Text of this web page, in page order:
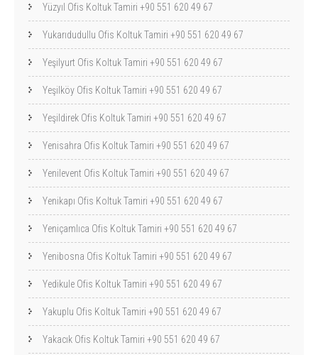
Yüzyıl Ofis Koltuk Tamiri +90 551 620 49 67
Yukarıdudullu Ofis Koltuk Tamiri +90 551 620 49 67
Yeşilyurt Ofis Koltuk Tamiri +90 551 620 49 67
Yeşilköy Ofis Koltuk Tamiri +90 551 620 49 67
Yeşildirek Ofis Koltuk Tamiri +90 551 620 49 67
Yenisahra Ofis Koltuk Tamiri +90 551 620 49 67
Yenilevent Ofis Koltuk Tamiri +90 551 620 49 67
Yenikapı Ofis Koltuk Tamiri +90 551 620 49 67
Yeniçamlıca Ofis Koltuk Tamiri +90 551 620 49 67
Yenibosna Ofis Koltuk Tamiri +90 551 620 49 67
Yedikule Ofis Koltuk Tamiri +90 551 620 49 67
Yakuplu Ofis Koltuk Tamiri +90 551 620 49 67
Yakacık Ofis Koltuk Tamiri +90 551 620 49 67